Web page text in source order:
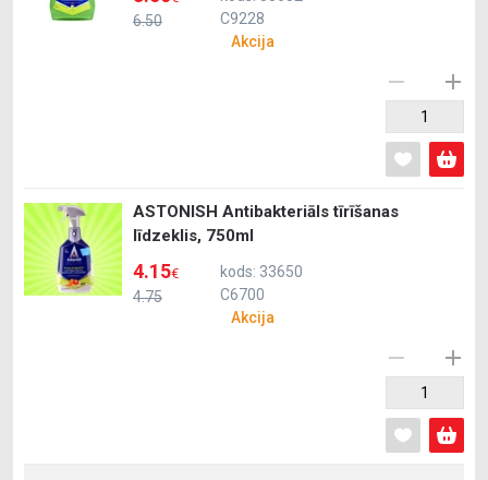
6.50
C9228
Akcija
ASTONISH Antibakteriāls tīrīšanas
līdzeklis, 750ml
4.75
4.15€
kods: 33650
C6700
Akcija